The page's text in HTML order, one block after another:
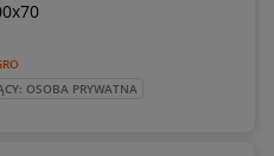
OSOBA PRYWATNA